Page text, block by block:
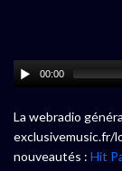
00:00
La webradio
exclusivemusic.fr/
nouveautés : Hit